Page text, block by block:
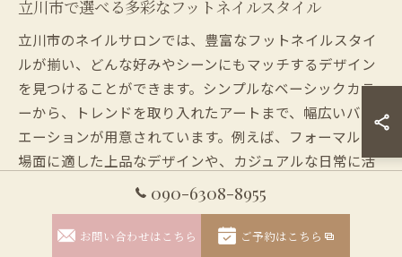
立川市で選べる多彩なフットネイルスタイル
立川市のネイルサロンでは、豊富なフットネイルスタイ
ルが揃い、どんな好みやシーンにもマッチするデザイン
を見つけることができます。シンプルなベーシックカラ
ーから、トレンドを取り入れたアートまで、幅広いバリ
エーションが用意されています。例えば、フォーマルな
場面に適した上品なデザインや、カジュアルな日常に活
躍するポップなデザインも選ぶことができます。また、
フットネイルに初めて挑戦する方でも安心して楽しめる
よう、丁寧なカウンセリングとケアが提供されていま
090-6308-8955
お問い合わせはこちら ご予約はこちら